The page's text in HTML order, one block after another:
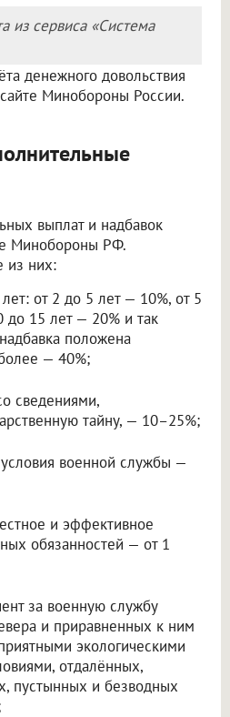
из сервиса «Система
денежного довольствия
Минобороны России.
выплат и надбавок
Минобороны РФ.
из них:
от 2 до 5 лет — 10%, от 5
до 15 лет — 20% и так
положена
— 40%;
сведениями,
тайну, — 10–25%;
военной службы —
и эффективное
обязанностей — от 1
за военную службу
и приравненных к ним
экологическими
отдалённых,
пустынных и безводных